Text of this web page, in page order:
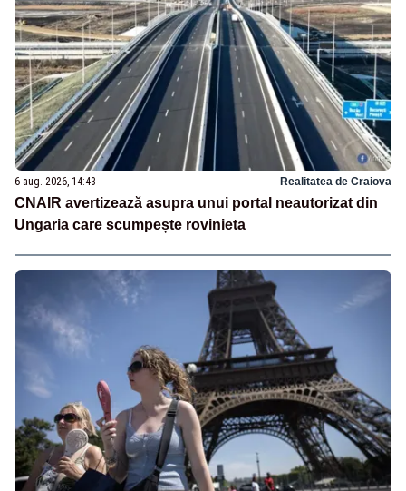
6 aug. 2026, 14:43 Realitatea de Craiova
CNAIR avertizează asupra unui portal neautorizat din
Ungaria care scumpește rovinieta